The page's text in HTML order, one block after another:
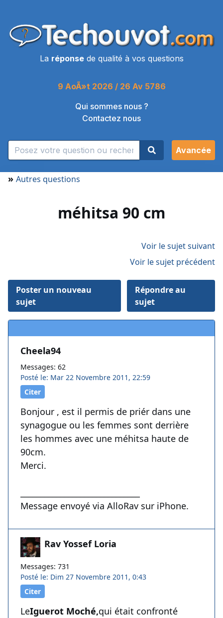
La réponsede qualité à vos questions
9 AoÃ»t 2026 / 26 Av 5786
Qui sommes nous ?
Contactez nous
Avancée
» Autres questions
méhitsa 90 cm
Voir le sujet suivant
Voir le sujet précédent
Poster un nouveau
sujet
Répondre au
sujet
Cheela94
Messages: 62
Posté le: Mar 22 Novembre 2011, 22:59
Citer
Bonjour , est il permis de priér dans une
synagogue ou les femmes sont derrière
les hommes avec une méhitsa haute de
90cm.
Merci.
Message envoyé via AlloRav sur iPhone.
Rav Yossef Loria
Messages: 731
Posté le: Dim 27 Novembre 2011, 0:43
Citer
LeIguerot Moché,qui était confronté